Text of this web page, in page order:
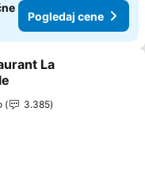
Pogledaj cene
favorite
La
3.385